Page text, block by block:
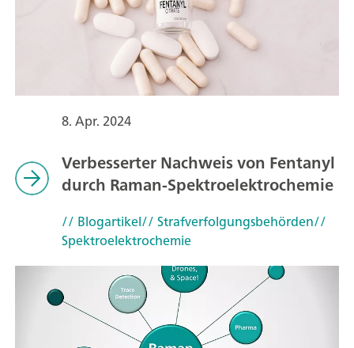
8. Apr. 2024
Verbesserter Nachweis von Fentanyl
durch Raman-Spektroelektrochemie
// Blogartikel// Strafverfolgungsbehörden//
Spektroelektrochemie